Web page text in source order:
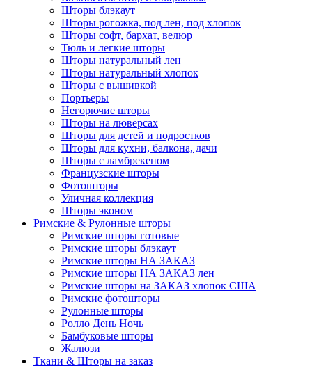
Шторы блэкаут
Шторы рогожка, под лен, под хлопок
Шторы софт, бархат, велюр
Тюль и легкие шторы
Шторы натуральный лен
Шторы натуральный хлопок
Шторы с вышивкой
Портьеры
Негорючие шторы
Шторы на люверсах
Шторы для детей и подростков
Шторы для кухни, балкона, дачи
Шторы с ламбрекеном
Французские шторы
Фотошторы
Уличная коллекция
Шторы эконом
Римские & Рулонные шторы
Римские шторы готовые
Римские шторы блэкаут
Римские шторы НА ЗАКАЗ
Римские шторы НА ЗАКАЗ лен
Римские шторы на ЗАКАЗ хлопок США
Римские фотошторы
Рулонные шторы
Ролло День Ночь
Бамбуковые шторы
Жалюзи
Ткани & Шторы на заказ